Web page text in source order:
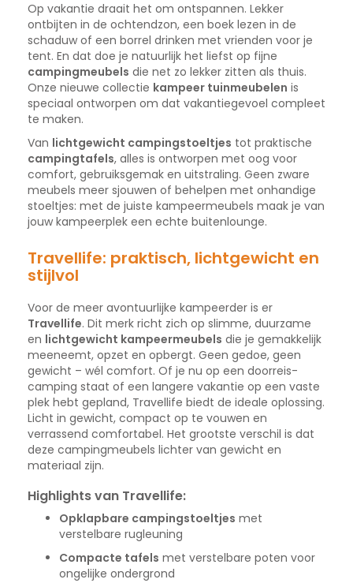
Op vakantie draait het om ontspannen. Lekker
ontbijten in de ochtendzon, een boek lezen in de
schaduw of een borrel drinken met vrienden voor je
tent. En dat doe je natuurlijk het liefst op fijne
campingmeubels die net zo lekker zitten als thuis.
Onze nieuwe collectie kampeer tuinmeubelen is
speciaal ontworpen om dat vakantiegevoel compleet
te maken.
Van lichtgewicht campingstoeltjes tot praktische
campingtafels, alles is ontworpen met oog voor
comfort, gebruiksgemak en uitstraling. Geen zware
meubels meer sjouwen of behelpen met onhandige
stoeltjes: met de juiste kampeermeubels maak je van
jouw kampeerplek een echte buitenlounge.
Travellife: praktisch, lichtgewicht en
stijlvol
Voor de meer avontuurlijke kampeerder is er
Travellife. Dit merk richt zich op slimme, duurzame
en lichtgewicht kampeermeubels die je gemakkelijk
meeneemt, opzet en opbergt. Geen gedoe, geen
gewicht – wél comfort. Of je nu op een doorreis-
camping staat of een langere vakantie op een vaste
plek hebt gepland, Travellife biedt de ideale oplossing.
Licht in gewicht, compact op te vouwen en
verrassend comfortabel. Het grootste verschil is dat
deze campingmeubels lichter van gewicht en
materiaal zijn.
Highlights van Travellife:
Opklapbare campingstoeltjes met
verstelbare rugleuning
Compacte tafels met verstelbare poten voor
ongelijke ondergrond